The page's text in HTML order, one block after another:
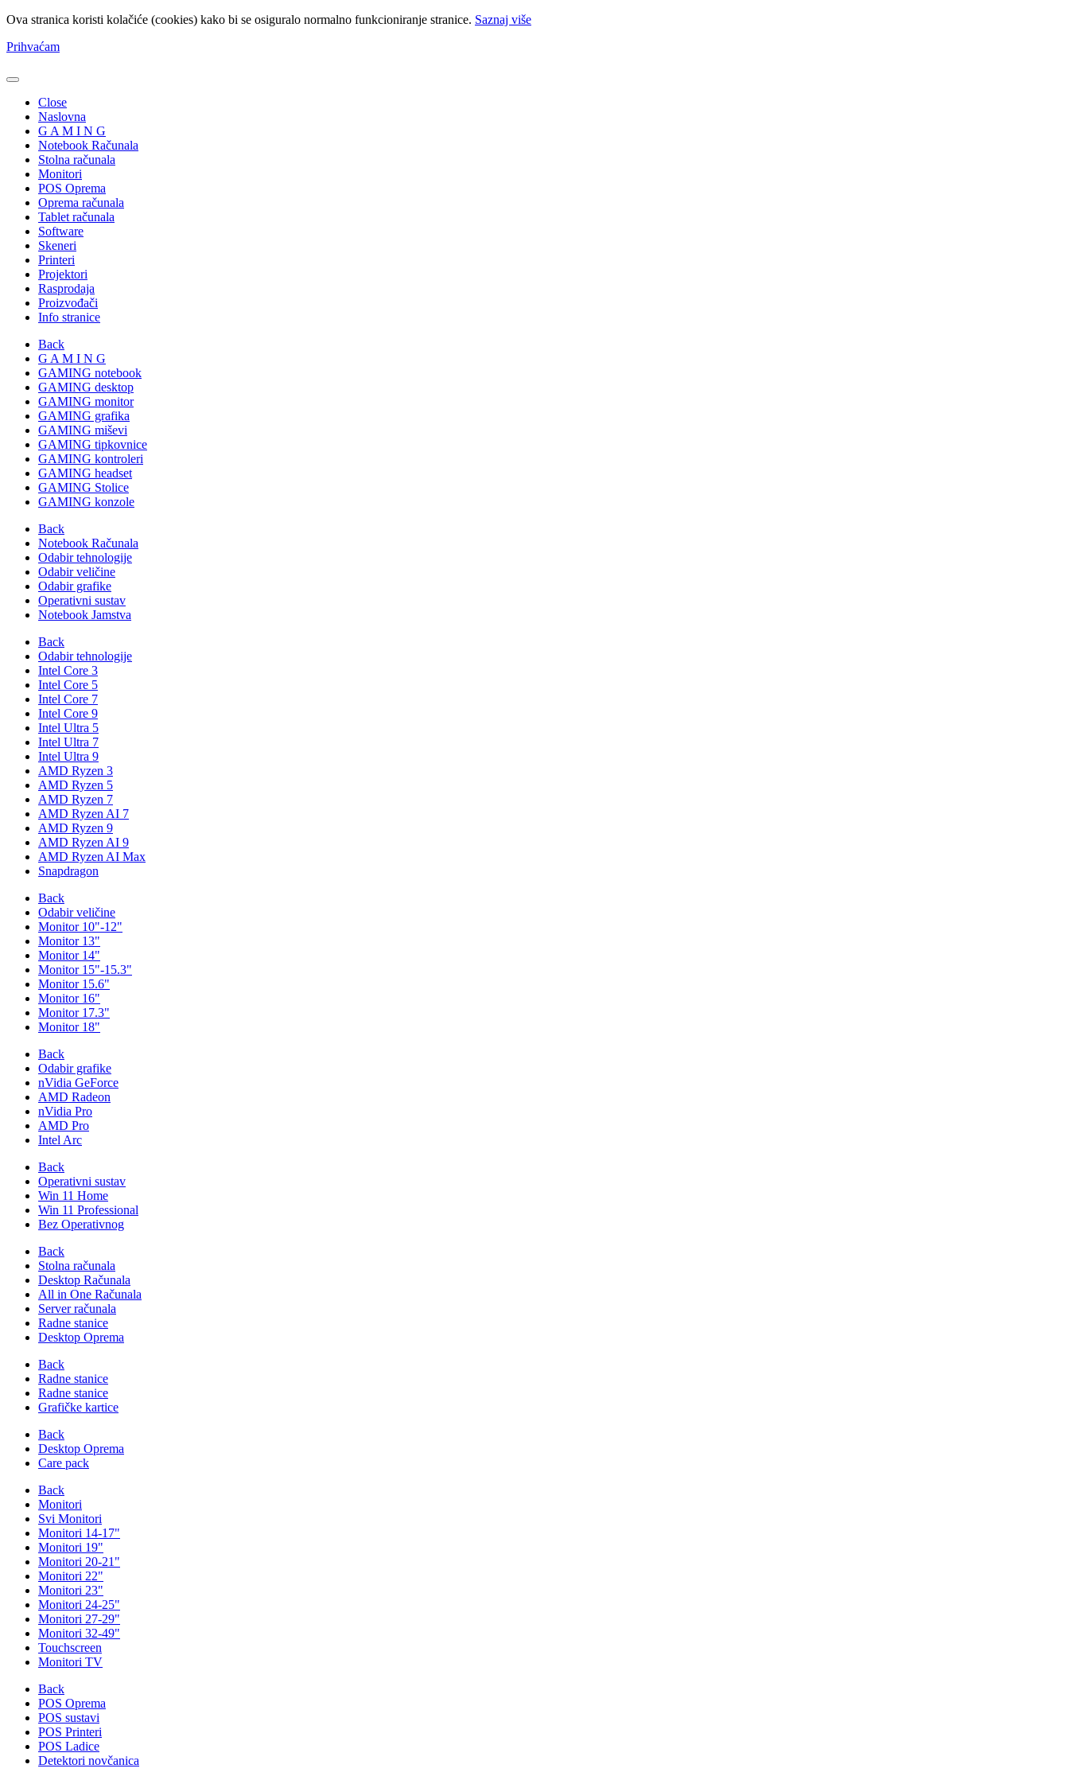
Ova stranica koristi kolačiće (cookies) kako bi se osiguralo normalno funkcioniranje stranice. Saznaj više
Prihvaćam
Close
Naslovna
G A M I N G
Notebook Računala
Stolna računala
Monitori
POS Oprema
Oprema računala
Tablet računala
Software
Skeneri
Printeri
Projektori
Rasprodaja
Proizvođači
Info stranice
Back
G A M I N G
GAMING notebook
GAMING desktop
GAMING monitor
GAMING grafika
GAMING miševi
GAMING tipkovnice
GAMING kontroleri
GAMING headset
GAMING Stolice
GAMING konzole
Back
Notebook Računala
Odabir tehnologije
Odabir veličine
Odabir grafike
Operativni sustav
Notebook Jamstva
Back
Odabir tehnologije
Intel Core 3
Intel Core 5
Intel Core 7
Intel Core 9
Intel Ultra 5
Intel Ultra 7
Intel Ultra 9
AMD Ryzen 3
AMD Ryzen 5
AMD Ryzen 7
AMD Ryzen AI 7
AMD Ryzen 9
AMD Ryzen AI 9
AMD Ryzen AI Max
Snapdragon
Back
Odabir veličine
Monitor 10"-12"
Monitor 13"
Monitor 14"
Monitor 15"-15.3"
Monitor 15.6"
Monitor 16"
Monitor 17.3"
Monitor 18"
Back
Odabir grafike
nVidia GeForce
AMD Radeon
nVidia Pro
AMD Pro
Intel Arc
Back
Operativni sustav
Win 11 Home
Win 11 Professional
Bez Operativnog
Back
Stolna računala
Desktop Računala
All in One Računala
Server računala
Radne stanice
Desktop Oprema
Back
Radne stanice
Radne stanice
Grafičke kartice
Back
Desktop Oprema
Care pack
Back
Monitori
Svi Monitori
Monitori 14-17"
Monitori 19"
Monitori 20-21"
Monitori 22"
Monitori 23"
Monitori 24-25"
Monitori 27-29"
Monitori 32-49"
Touchscreen
Monitori TV
Back
POS Oprema
POS sustavi
POS Printeri
POS Ladice
Detektori novčanica